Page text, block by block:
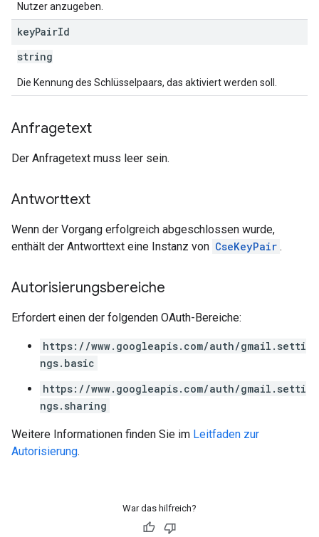
Nutzer anzugeben.
keyPairId
string
Die Kennung des Schlüsselpaars, das aktiviert werden soll.
Anfragetext
Der Anfragetext muss leer sein.
Antworttext
Wenn der Vorgang erfolgreich abgeschlossen wurde,
enthält der Antworttext eine Instanz von CseKeyPair .
Autorisierungsbereiche
Erfordert einen der folgenden OAuth-Bereiche:
https://www.googleapis.com/auth/gmail.setti
ngs.basic
https://www.googleapis.com/auth/gmail.setti
ngs.sharing
Weitere Informationen finden Sie im Leitfaden zur
Autorisierung.
War das hilfreich?